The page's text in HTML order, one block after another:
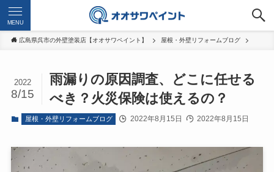
MENU
広島県呉市の外壁塗装店【オオサワペイント】 屋根・外壁リフォームブログ
雨漏りの原因調査、どこに任せる
べき？火災保険は使えるの？
2022
8/15
屋根・外壁リフォームブログ 2022年8月15日 2022年8月15日